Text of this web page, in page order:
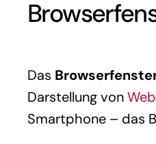
Das
Darstellung von
Smartphone – das